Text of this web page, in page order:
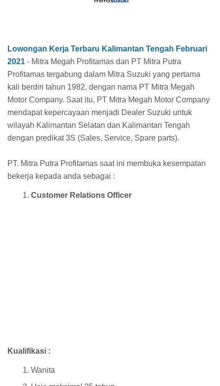
Lowongan Kerja Terbaru Kalimantan Tengah Februari
2021 - Mitra Megah Profitamas dan PT Mitra Putra
Profitamas tergabung dalam Mitra Suzuki yang pertama
kali berdiri tahun 1982, dengan nama PT Mitra Megah
Motor Company. Saat itu, PT Mitra Megah Motor Company
mendapat kepercayaan menjadi Dealer Suzuki untuk
wilayah Kalimantan Selatan dan Kalimantan Tengah
dengan predikat 3S (Sales, Service, Spare parts).
PT. Mitra Putra Profitamas saat ini membuka kesempatan
bekerja kepada anda sebagai :
Customer Relations Officer
Kualifikasi :
Wanita